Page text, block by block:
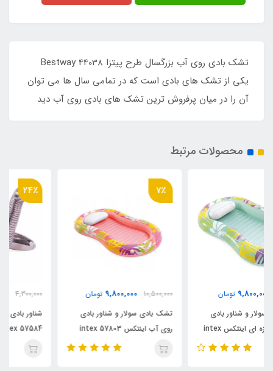
تشک بادی روی آب بزرگسال طرح پیتزا Bestway 44038
یکی از تشک های بادی است که در تمامی سال ها می توان
آن را در میان پرفروش ترین تشک های بادی روی آب دید
محصولات مرتبط
10,500,000
تومان
تشک بادی سولار و شناور بادی
روی آب اینتکس intex 57803
4,300,000
3,300,000
تومان
شناور بادی کودک طرح دایناسور
intex 57584